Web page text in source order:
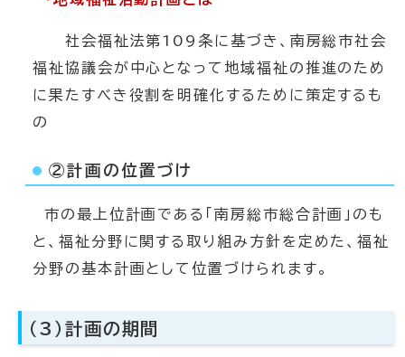
社会福祉法第109条に基づき、南房総市社会
福祉協議会が中心となって地域福祉の推進のため
に果たすべき役割を明確化するために策定するも
の
②計画の位置づけ
市の最上位計画である「南房総市総合計画」のも
と、福祉分野に関する取り組み方針を定めた、福祉
分野の基本計画として位置づけられます。
（3）計画の期間